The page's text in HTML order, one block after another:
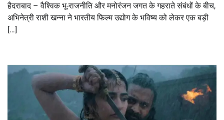
हैदराबाद – वैश्विक भू-राजनीति और मनोरंजन जगत के गहराते संबंधों के बीच,
अभिनेत्री राशी खन्ना ने भारतीय फिल्म उद्योग के भविष्य को लेकर एक बड़ी
[…]